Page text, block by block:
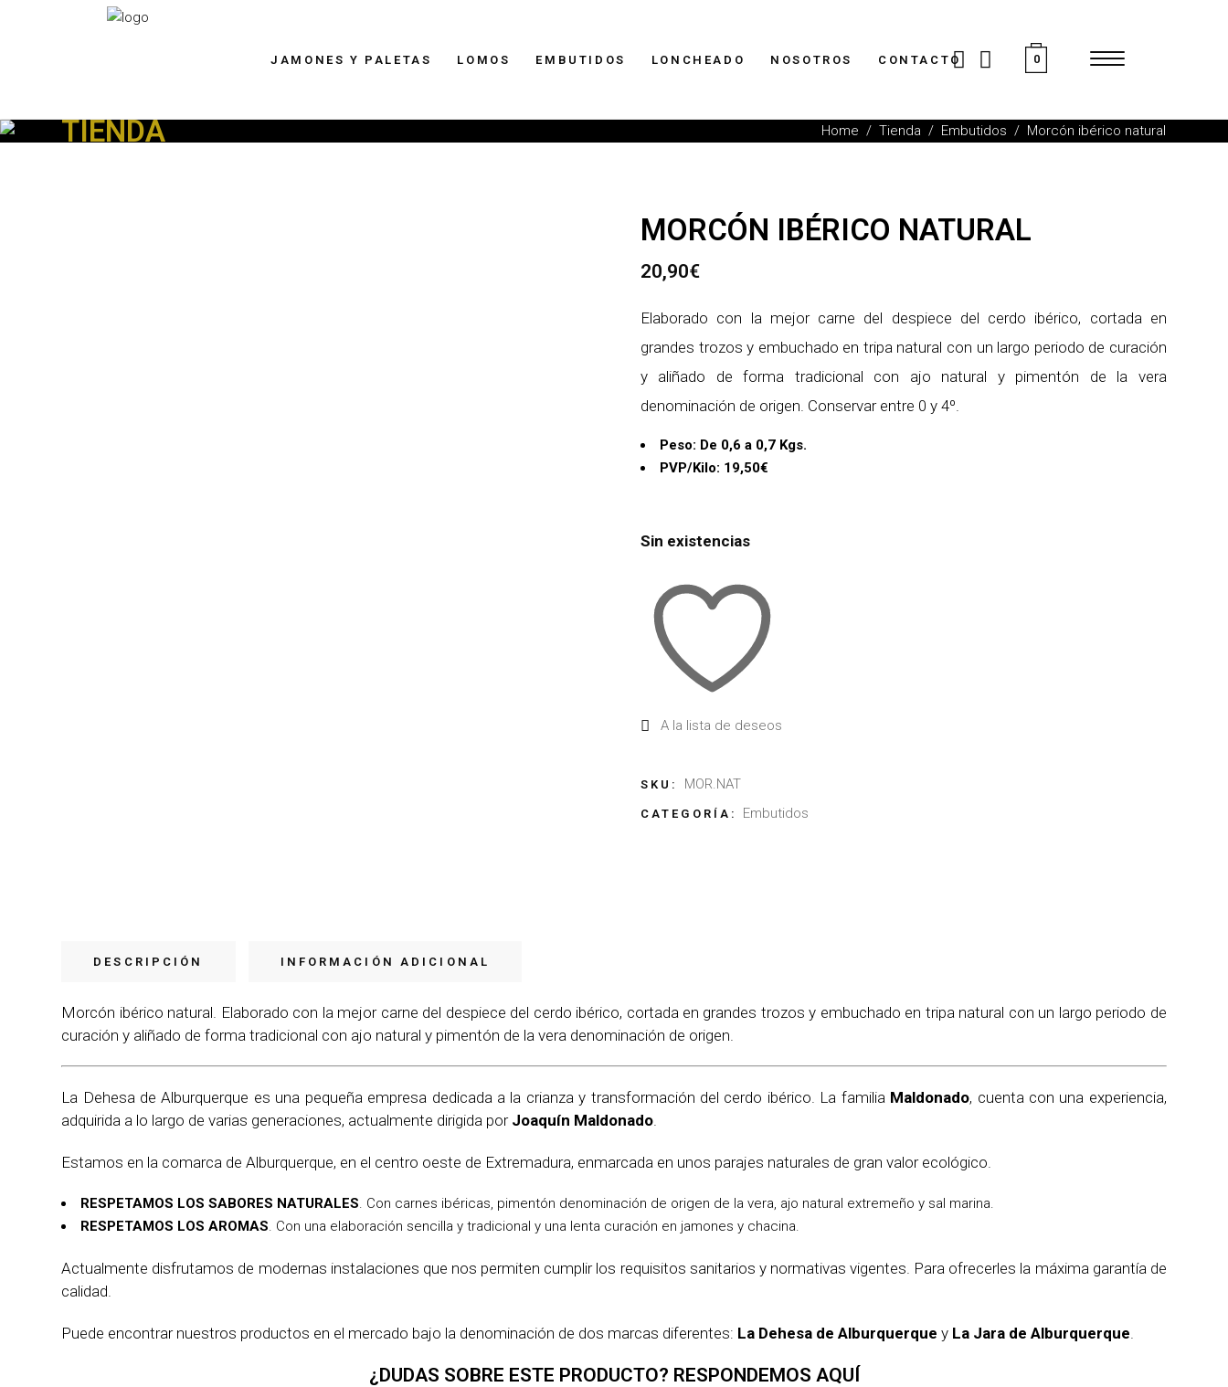
JAMONES Y PALETAS LOMOS EMBUTIDOS LONCHEADO NOSOTROS CONTACTO 0
TIENDA Home /Tienda / Embutidos / Morcón ibérico natural
MORCÓN IBÉRICO NATURAL
20,90€
Elaborado con la mejor carne del despiece del cerdo ibérico, cortada en
grandes trozos y embuchado en tripa natural con un largo periodo de curación
y aliñado de forma tradicional con ajo natural y pimentón de la vera
denominación de origen. Conservar entre 0 y 4º.
Peso: De 0,6 a 0,7 Kgs.
PVP/Kilo: 19,50€
Sin existencias
A la lista de deseos
SKU: MOR.NAT
CATEGORÍA: Embutidos
DESCRIPCIÓN INFORMACIÓN ADICIONAL
Morcón ibérico natural. Elaborado con la mejor carne del despiece del cerdo ibérico, cortada en grandes trozos y embuchado en tripa natural con un largo periodo de
curación y aliñado de forma tradicional con ajo natural y pimentón de la vera denominación de origen.
La Dehesa de Alburquerque es una pequeña empresa dedicada a la crianza y transformación del cerdo ibérico. La familia Maldonado, cuenta con una experiencia,
adquirida a lo largo de varias generaciones, actualmente dirigida porJoaquín Maldonado
Estamos en la comarca de Alburquerque, en el centro oeste de Extremadura, enmarcada en unos parajes naturales de gran valor ecológico.
RESPETAMOS LOS SABORES NATURALES . Con carnes ibéricas, pimentón denominación de origen de la vera, ajo natural extremeño y sal marina.
RESPETAMOS LOS AROMAS . Con una elaboración sencilla y tradicional y una lenta curación en jamones y chacina.
Actualmente disfrutamos de modernas instalaciones que nos permiten cumplir los requisitos sanitarios y normativas vigentes. Para ofrecerles la máxima garantía de
calidad.
Puede encontrar nuestros productos en el mercado bajo la denominación de dos marcas diferentes: La Dehesa de Alburquerque y La Jara de Alburquerque
¿DUDAS SOBRE ESTE PRODUCTO? RESPONDEMOS AQUÍ